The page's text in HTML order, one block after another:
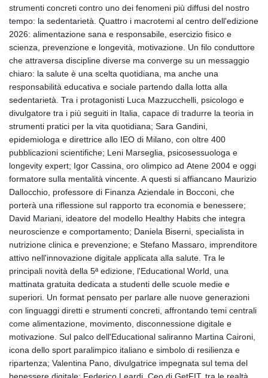
strumenti concreti contro uno dei fenomeni più diffusi del nostro
tempo: la sedentarietà. Quattro i macrotemi al centro dell'edizione
2026: alimentazione sana e responsabile, esercizio fisico e
scienza, prevenzione e longevità, motivazione. Un filo conduttore
che attraversa discipline diverse ma converge su un messaggio
chiaro: la salute è una scelta quotidiana, ma anche una
responsabilità educativa e sociale partendo dalla lotta alla
sedentarietà. Tra i protagonisti Luca Mazzucchelli, psicologo e
divulgatore tra i più seguiti in Italia, capace di tradurre la teoria in
strumenti pratici per la vita quotidiana; Sara Gandini,
epidemiologa e direttrice allo IEO di Milano, con oltre 400
pubblicazioni scientifiche; Leni Marseglia, psicosessuologa e
longevity expert; Igor Cassina, oro olimpico ad Atene 2004 e oggi
formatore sulla mentalità vincente. A questi si affiancano Maurizio
Dallocchio, professore di Finanza Aziendale in Bocconi, che
porterà una riflessione sul rapporto tra economia e benessere;
David Mariani, ideatore del modello Healthy Habits che integra
neuroscienze e comportamento; Daniela Biserni, specialista in
nutrizione clinica e prevenzione; e Stefano Massaro, imprenditore
attivo nell'innovazione digitale applicata alla salute. Tra le
principali novità della 5ª edizione, l'Educational World, una
mattinata gratuita dedicata a studenti delle scuole medie e
superiori. Un format pensato per parlare alle nuove generazioni
con linguaggi diretti e strumenti concreti, affrontando temi centrali
come alimentazione, movimento, disconnessione digitale e
motivazione. Sul palco dell'Educational saliranno Martina Caironi,
icona dello sport paralimpico italiano e simbolo di resilienza e
ripartenza; Valentina Pano, divulgatrice impegnata sul tema del